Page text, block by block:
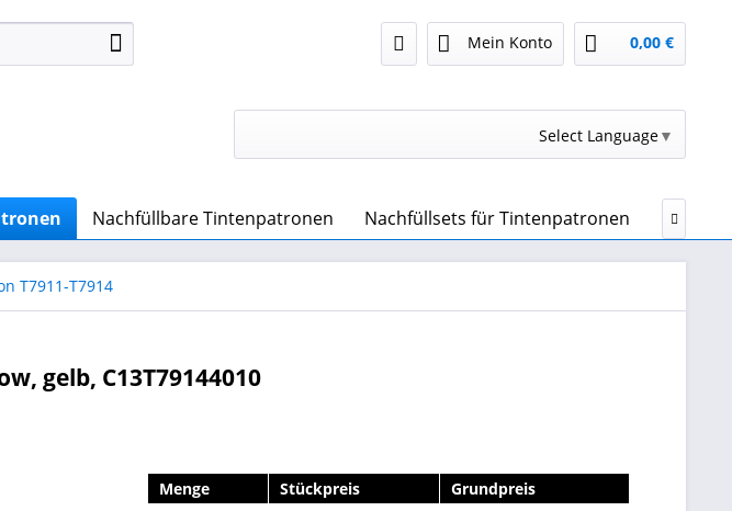
Mein Konto 0,00 €
Select Language▼
Nachfüllbare Tintenpatronen Nachfüllsets für Tintenpatronen 
T7911-T7914
gelb, C13T79144010
Menge Stückpreis
Grundpreis